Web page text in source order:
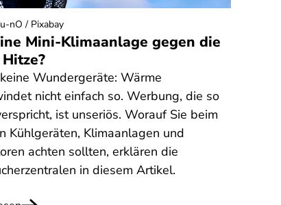
Mini-Klimaanlage gegen die
Wundergeräte: Wärme
nicht einfach so. Werbung, die so
ist unseriös. Worauf Sie beim
Kühlgeräten, Klimaanlagen und
achten sollten, erklären die
in diesem Artikel.
nO / Pixabay